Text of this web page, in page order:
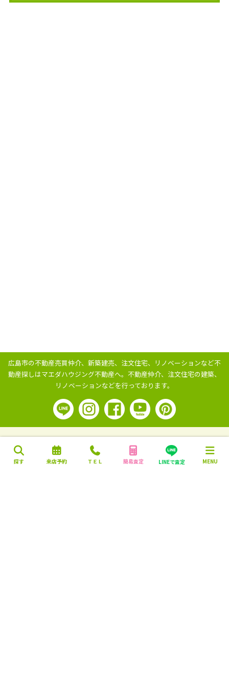
探す 来店予約 ＴＥＬ 簡易査定 LINEで査定 MENU
広島市の不動産売買仲介、新築建売、注文住宅、リノベーションなど不
動産探しはマエダハウジング不動産へ。 不動産仲介、注文住宅の建築、
リノベーションなどを行っております。